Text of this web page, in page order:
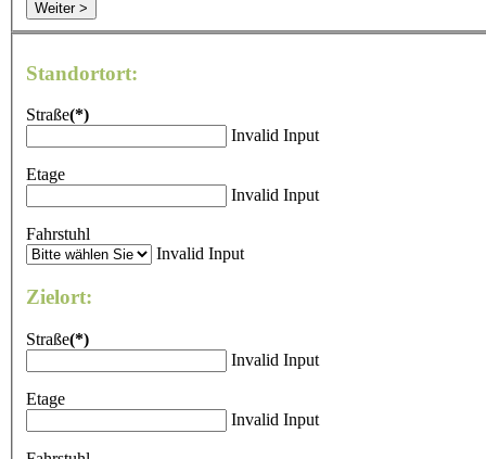
Weiter >
Standortort:
Straße(*)
Invalid Input
Etage
Invalid Input
Fahrstuhl
Invalid Input
Zielort:
Straße(*)
Invalid Input
Etage
Invalid Input